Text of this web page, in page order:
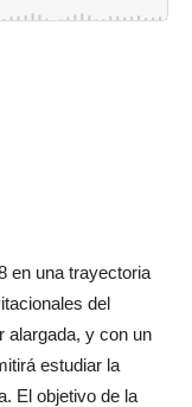
en una trayectoria
del
alargada, y con un
estudiar la
El objetivo de la